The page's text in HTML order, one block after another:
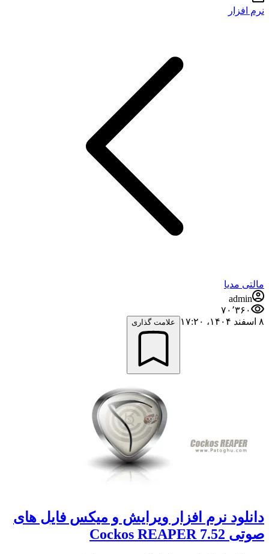
نرم افزار
مالتی مدیا
admin
۷۰٬۳۶۰
۸ اسفند ۱۴۰۴،‏ ۱۷:۲۰
علامت گذاری
دانلود نرم افزار ویرایش و میکس فایل های
صوتی Cockos REAPER 7.52